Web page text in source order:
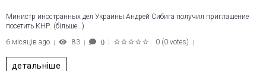
Министр иностранных дел Украины Андрей Сибига получил приглашение
посетить КНР. (більше…)
6 місяців ago
83 0 0 (0 votes)
детальніше